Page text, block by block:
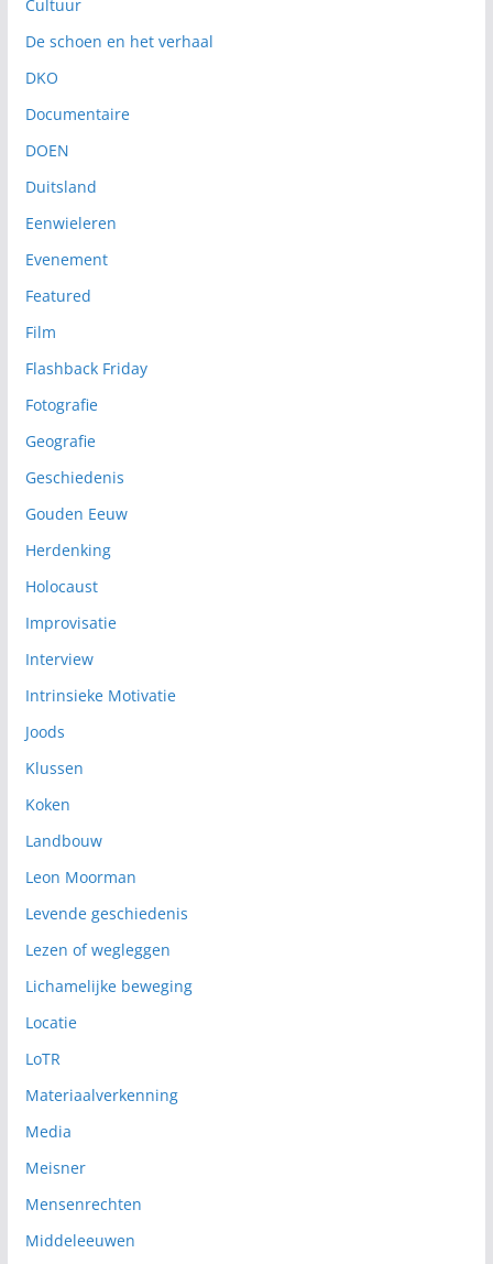
Cultuur
De schoen en het verhaal
DKO
Documentaire
DOEN
Duitsland
Eenwieleren
Evenement
Featured
Film
Flashback Friday
Fotografie
Geografie
Geschiedenis
Gouden Eeuw
Herdenking
Holocaust
Improvisatie
Interview
Intrinsieke Motivatie
Joods
Klussen
Koken
Landbouw
Leon Moorman
Levende geschiedenis
Lezen of wegleggen
Lichamelijke beweging
Locatie
LoTR
Materiaalverkenning
Media
Meisner
Mensenrechten
Middeleeuwen